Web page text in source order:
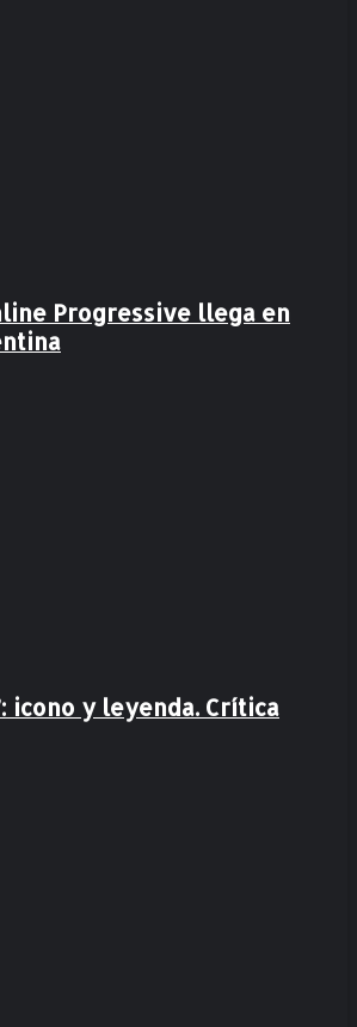
Progressive llega en
icono y leyenda. Crítica